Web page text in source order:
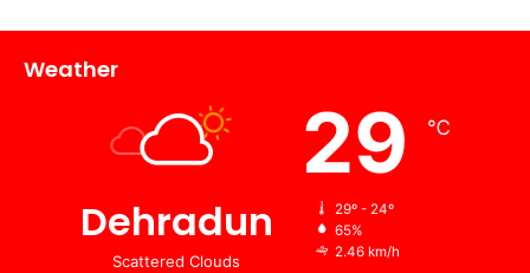
Weather
Dehradun
Scattered Clouds
29 ℃
29º - 24º
65%
2.46 km/h